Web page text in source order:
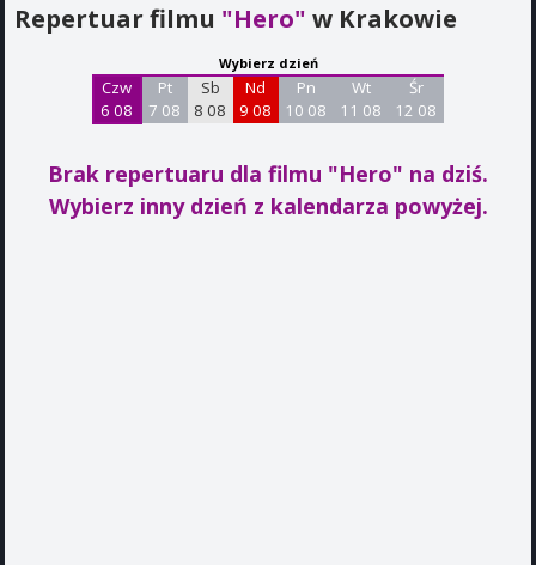
Repertuar filmu "Hero" w Krakowie
Wybierz dzień
Czw
6 08
Pt
7 08
Sb
8 08
Nd
9 08
Pn
10 08
Wt
11 08
Śr
12 08
Brak repertuaru dla filmu "Hero" na dziś.
Wybierz inny dzień z kalendarza powyżej.